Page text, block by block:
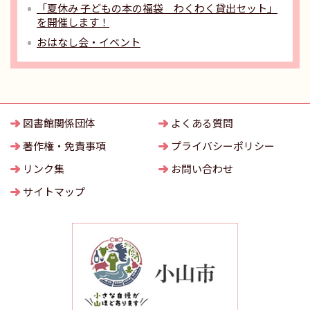
「夏休み 子どもの本の福袋 わくわく貸出セット」
を開催します！
おはなし会・イベント
図書館関係団体
よくある質問
著作権・免責事項
プライバシーポリシー
リンク集
お問い合わせ
サイトマップ